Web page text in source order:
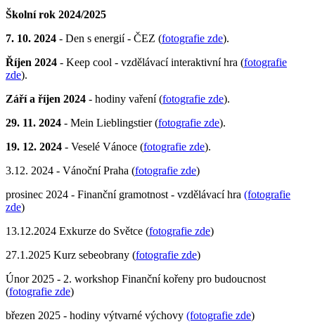
Školní rok 2024/2025
7. 10. 2024 - Den s energií - ČEZ (fotografie zde).
Říjen 2024 - Keep cool - vzdělávací interaktivní hra (fotografie
zde).
Září a říjen 2024 - hodiny vaření (fotografie zde).
29. 11. 2024 - Mein Lieblingstier (fotografie zde).
19. 12. 2024 - Veselé Vánoce (fotografie zde).
3.12. 2024 - Vánoční Praha (fotografie zde)
prosinec 2024 - Finanční gramotnost - vzdělávací hra (fotografie
zde)
13.12.2024 Exkurze do Světce (fotografie zde)
27.1.2025 Kurz sebeobrany (fotografie zde)
Únor 2025 - 2. workshop Finanční kořeny pro budoucnost
(fotografie zde)
březen 2025 - hodiny výtvarné výchovy (fotografie zde)